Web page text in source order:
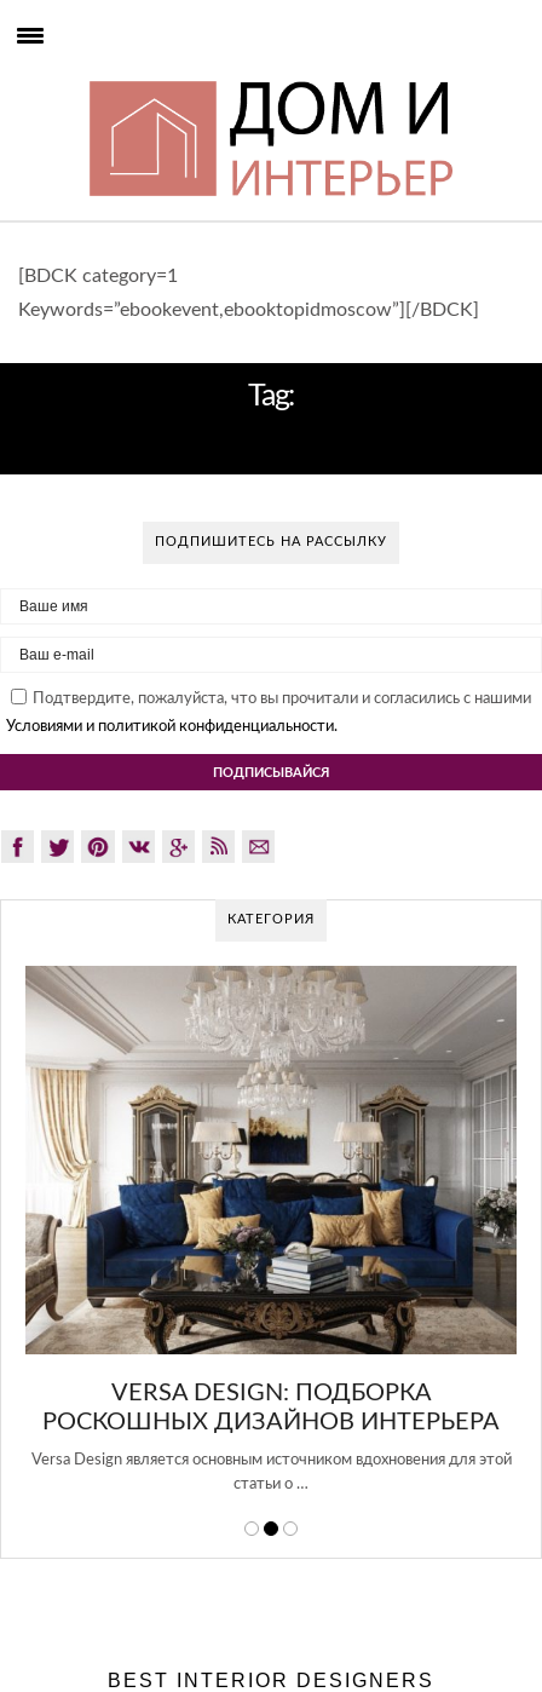
[BDCK category=1
Keywords=”ebookevent,ebooktopidmoscow”][/BDCK]
Tag:
ПОДПИШИТЕСЬ НА РАССЫЛКУ
Подтвердите, пожалуйста, что вы прочитали и согласились с нашими
Условиями и политикой конфиденциальности.
КАТЕГОРИЯ
для этой
GLAZOV DESIGN GROUP –
ПОДХОД К ДИЗАЙНУ
Glazov Design Group- это одна из лучших студий дизайна
в Росси…
BEST INTERIOR DESIGNERS